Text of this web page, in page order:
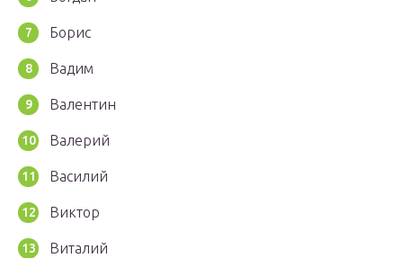
Борис
Вадим
Валентин
Валерий
Василий
Виктор
Виталий